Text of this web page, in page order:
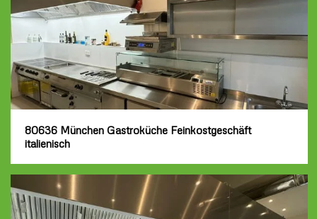
80636 München Gastroküche Feinkostgeschäft
italienisch